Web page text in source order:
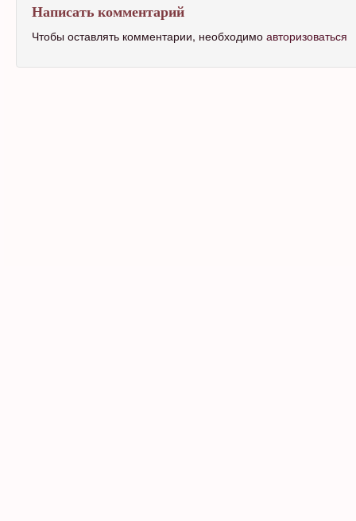
Написать комментарий
Чтобы оставлять комментарии, необходимо авторизоваться